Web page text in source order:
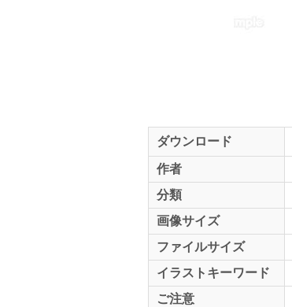
ダウンロード
作者
分類
画像サイズ
ファイルサイズ
イラストキーワード
ご注意